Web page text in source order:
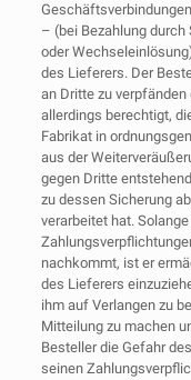
– (bei Bezahlung
oder
des Lieferers. Der
an Dritte zu verpfänden
allerdings berechtigt,
Fabrikat in
aus der
gegen Dritte
zu dessen Sicherung
verarbeitet hat.
nachkommt, ist er
des Lieferers
ihm auf Verlangen zu
Mitteilung zu machen
Besteller die Gefahr
seinen